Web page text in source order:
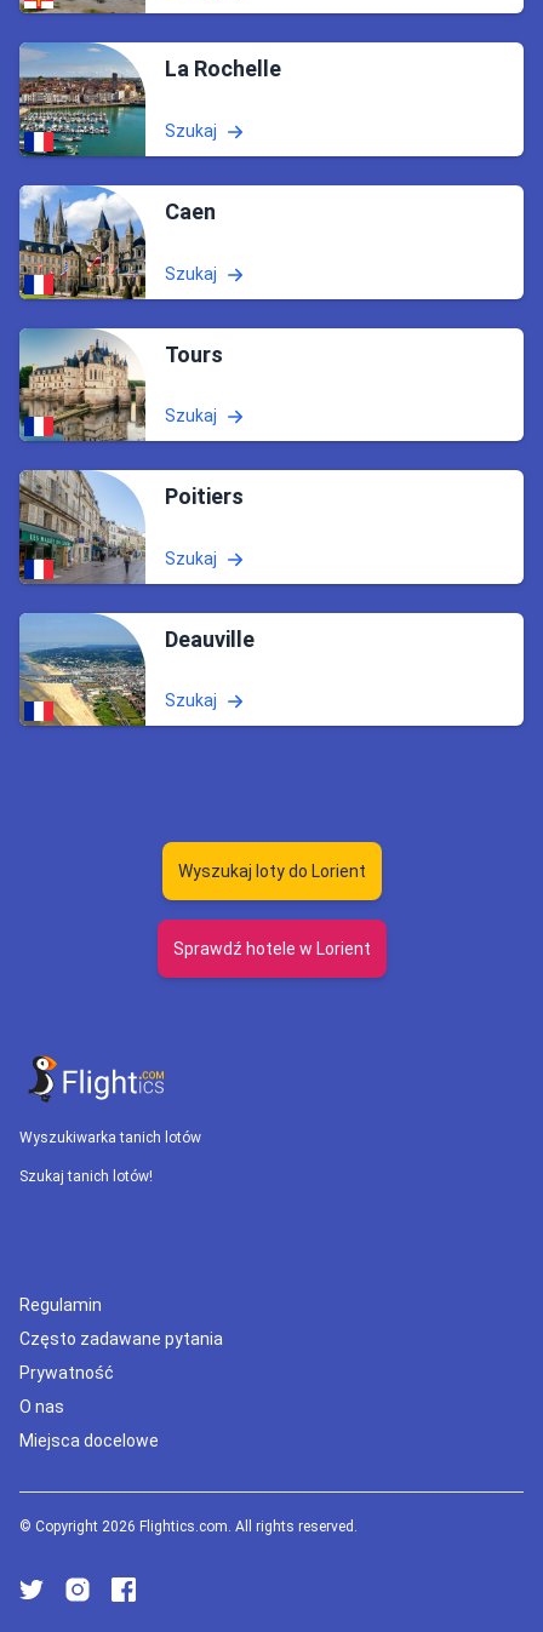
La Rochelle
Szukaj
Caen
Szukaj
Tours
Szukaj
Poitiers
Szukaj
Deauville
Szukaj
Wyszukaj loty do Lorient
Sprawdź hotele w Lorient
Wyszukiwarka tanich lotów
Szukaj tanich lotów!
Regulamin
Często zadawane pytania
Prywatność
O nas
Miejsca docelowe
© Copyright 2026 Flightics.com. All rights reserved.